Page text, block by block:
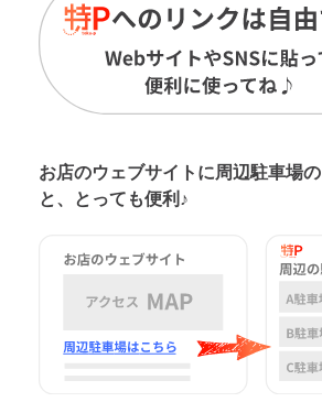
お店のウェブサイトに周辺駐車場の
と、とっても便利♪